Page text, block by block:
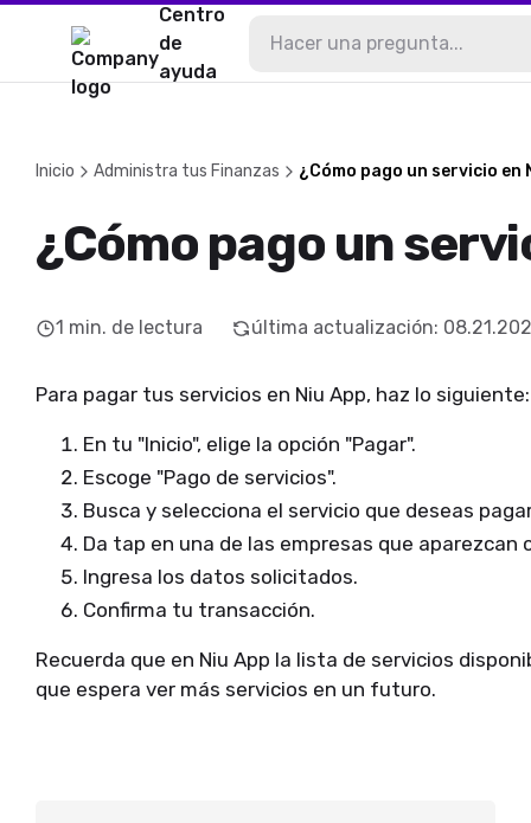
Centro
de
ayuda
Inicio Administra tus Finanzas ¿Cómo pago un servicio en
¿Cómo pago un
1 min. de lectura última actualización:
Para pagar tus servicios en Niu App, haz lo siguiente:
En tu "Inicio", elige la opción "Pagar".
Escoge "Pago de servicios".
Busca y selecciona el servicio que deseas
Da tap en una de las empresas que aparezcan
Ingresa los datos solicitados.
Confirma tu transacción.
Recuerda que en Niu App la lista de servicios
que espera ver más servicios en un futuro.